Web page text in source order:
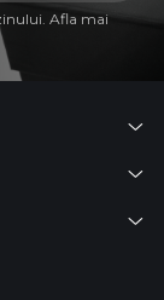
Afla mai